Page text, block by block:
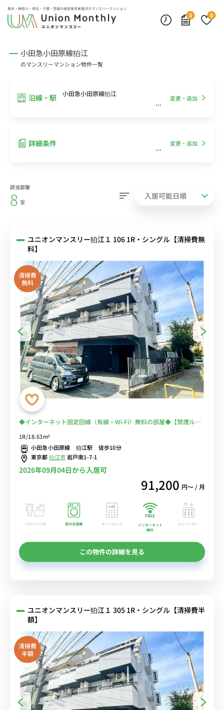
東京・神奈川・埼玉・千葉・茨城の格安家具家電付きマンスリーマンション
0
0
小田急小田原線狛江
のマンスリーマンション物件一覧
沿線・駅 小田急小田原線狛江
変更・追加
詳細条件 変更・追加
該当部屋
8 室
ユニオンマンスリー狛江１ 106 1R・シングル【清掃費無
料】
清掃費
無料
◆インターネット固定回線（有線・Wi-Fi）無料の部屋◆【禁煙ルー
浴室乾燥機あり＆冷蔵庫や電子レンジなど生活家電のあるお部屋
1R/18.63m²
小田急小田原線 狛江駅 徒歩10分
東京都狛江市岩戸南1-7-1
2026年09月04日から入居可
91,200 円〜 / 月
バストイレ別 室内洗濯機 オートロック
インターネット
無料
エレベーター
この物件の詳細を見る
ユニオンマンスリー狛江１ 305 1R・シングル【清掃費半
額】
清掃費
半額